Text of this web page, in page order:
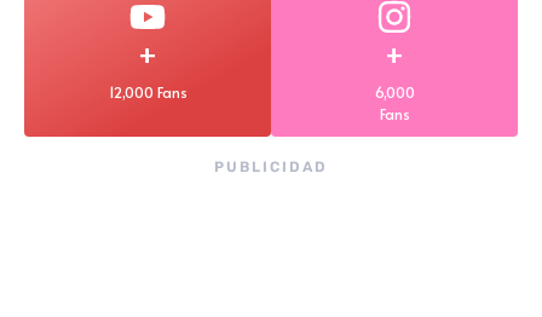
+
12,000 Fans
+
6,000
Fans
PUBLICIDAD